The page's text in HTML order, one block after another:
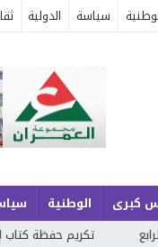
سياسة الدولية
كبرى الوطنية
كتاب الله في اختتام